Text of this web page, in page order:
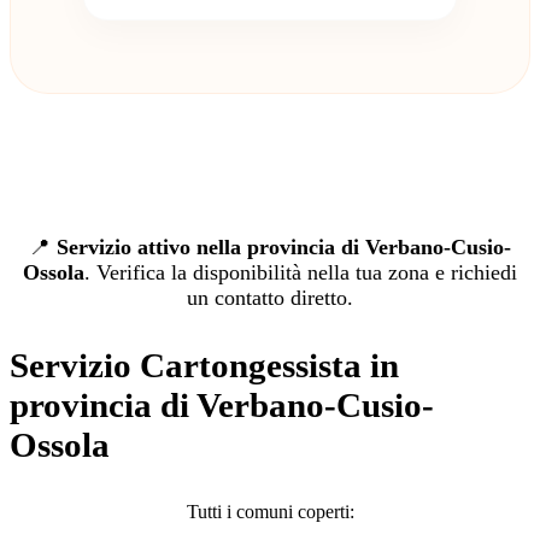
📍 Servizio attivo nella provincia di Verbano-Cusio-
Ossola. Verifica la disponibilità nella tua zona e richiedi
un contatto diretto.
Servizio Cartongessista in
provincia di Verbano-Cusio-
Ossola
Tutti i comuni coperti: